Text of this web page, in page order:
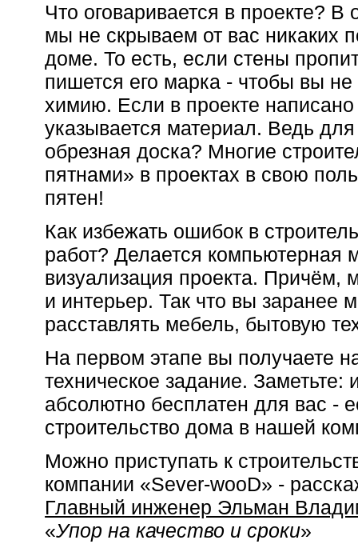
Что оговаривается в проекте?
мы не скрываем от вас никаких
доме. То есть, если стены
пишется его марка - чтобы вы
химию. Если в проекте написано
указывается материал. Ведь
обрезная доска? Многие
пятнами» в проектах в свою
пятен!
Как избежать ошибок в
работ? Делается компьютерная
визуализация проекта. Причём,
и интерьер. Так что вы заранее
расставлять мебель, бытовую
На первом этапе вы получаете
техническое задание.
абсолютно бесплатен для вас -
строительство дома в нашей
Можно приступать к
компании «Sever-wooD» -
Главный инженер Эльман
«Упор на качество и сроки»